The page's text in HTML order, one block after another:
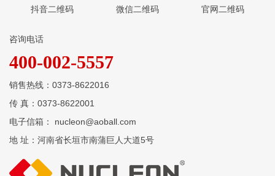
抖音二维码 微信二维码 官网二维码
咨询电话
400-002-5557
销售热线：0373-8622016
传 真：0373-8622001
电子信箱： nucleon@aoball.com
地 址：河南省长垣市南蒲巨人大道5号